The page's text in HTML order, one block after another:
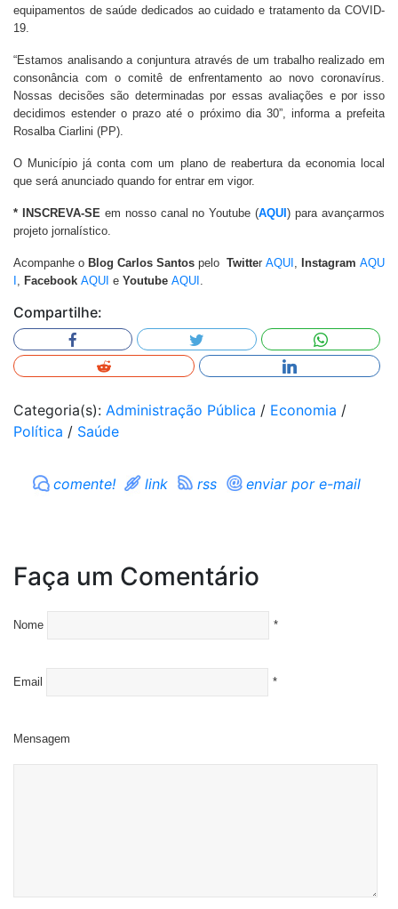
equipamentos de saúde dedicados ao cuidado e tratamento da COVID-
19.
“Estamos analisando a conjuntura através de um trabalho realizado em
consonância com o comitê de enfrentamento ao novo coronavírus.
Nossas decisões são determinadas por essas avaliações e por isso
decidimos estender o prazo até o próximo dia 30”, informa a prefeita
Rosalba Ciarlini (PP).
O Município já conta com um plano de reabertura da economia local
que será anunciado quando for entrar em vigor.
* INSCREVA-SEem nosso canal no Youtube (AQUI) para avançarmos
projeto jornalístico.
Acompanhe o Blog Carlos Santos pelo Twitter AQUI , Instagram AQU
, Facebook AQUI e Youtube AQUI .
Compartilhe:
Categoria(s): Administração Pública / Economia /
Política / Saúde
comente! link rss enviar por e-mail
Faça um Comentário
Nome *
Email *
Mensagem